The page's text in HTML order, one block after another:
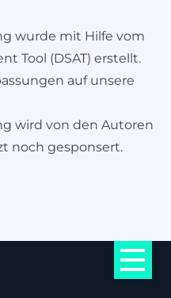
wurde mit Hilfe vom
Tool (DSAT) erstellt.
auf unsere
wird von den Autoren
noch gesponsert.